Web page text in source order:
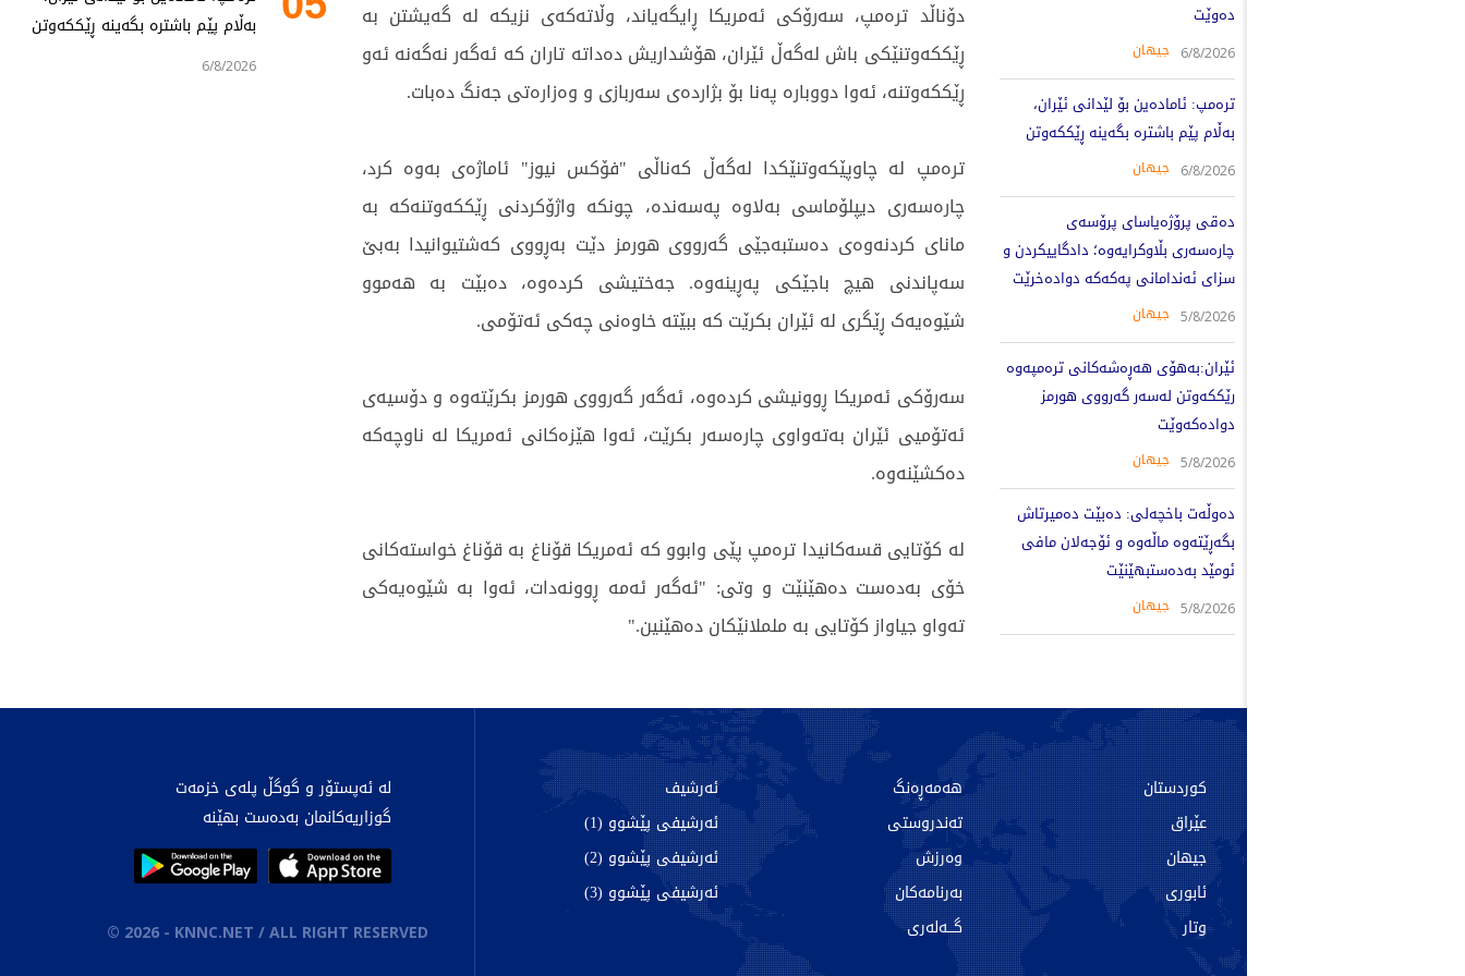
دەوێت
6/8/2026 جیهان
ترەمپ: ئامادەین بۆ لێدانی ئێران،
بەڵام پێم باشترە بگەینە ڕێککەوتن
6/8/2026 جیهان
دەقی پرۆژەیاسای پرۆسەی
چارەسەری بڵاوکرایەوە؛ دادگاییکردن و
سزای ئەندامانی پەکەکە دوادەخرێت
5/8/2026 جیهان
ئێران:بەهۆی هەڕەشەکانی ترەمپەوە
رێککەوتن لەسەر گەرووی هورمز
دوادەکەوێت
5/8/2026 جیهان
دەوڵەت باخچەلی: دەبێت دەمیرتاش
بگەڕێتەوە ماڵەوە و ئۆجەلان مافی
ئومێد بەدەستبهێنێت
5/8/2026 جیهان
دۆناڵد ترەمپ، سەرۆکی ئەمریکا ڕایگەیاند، وڵاتەکەی نزیکە لە گەیشتن بە
ڕێککەوتنێکی باش لەگەڵ ئێران، هۆشداریش دەداتە تاران کە ئەگەر نەگەنە ئەو
ڕێککەوتنە، ئەوا دووبارە پەنا بۆ بژاردەی سەربازی و وەزارەتی جەنگ دەبات.
ترەمپ لە چاوپێکەوتنێکدا لەگەڵ کەناڵی "فۆکس نیوز" ئاماژەی بەوە کرد،
چارەسەری دیپلۆماسی بەلاوە پەسەندە، چونکە واژۆکردنی ڕێککەوتنەکە بە
مانای کردنەوەی دەستبەجێی گەرووی هورمز دێت بەڕووی کەشتیوانیدا بەبێ
سەپاندنی هیچ باجێکی پەڕینەوە. جەختیشی کردەوە، دەبێت بە هەموو
شێوەیەک ڕێگری لە ئێران بکرێت کە ببێتە خاوەنی چەکی ئەتۆمی.
سەرۆکی ئەمریکا ڕوونیشی کردەوە، ئەگەر گەرووی هورمز بکرێتەوە و دۆسیەی
ئەتۆمیی ئێران بەتەواوی چارەسەر بکرێت، ئەوا هێزەکانی ئەمریکا لە ناوچەکە
دەکشێنەوە.
لە کۆتایی قسەکانیدا ترەمپ پێی وابوو کە ئەمریکا قۆناغ بە قۆناغ خواستەکانی
خۆی بەدەست دەهێنێت و وتی: "ئەگەر ئەمە ڕوونەدات، ئەوا بە شێوەیەکی
تەواو جیاواز کۆتایی بە ململانێکان دەهێنین."
بەڵام پێم باشترە بگەینە ڕێککەوتن
6/8/2026
کوردستان
عێراق
جیهان
ئابوری
وتار
هەمەڕەنگ
تەندروستی
وەرزش
بەرنامەکان
گـــەلەری
ئەرشیف
ئەرشیفی پێشوو (1)
ئەرشیفی پێشوو (2)
ئەرشیفی پێشوو (3)
لە ئەپستۆر و گوگڵ پلەی خزمەت
گوزاریەکانمان بەدەست بهێنە
© 2026- KNNC.NET / ALL RIGHT RESERVED